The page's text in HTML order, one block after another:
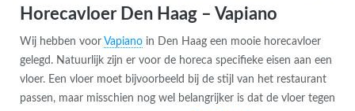
Horecavloer Den Haag – Vapiano
Wij hebben voor Vapianoin Den Haag een mooie horecavloer
gelegd. Natuurlijk zijn er voor de horeca specifieke eisen aan een
vloer. Een vloer moet bijvoorbeeld bij de stijl van het restaurant
passen, maar misschien nog wel belangrijker is dat de vloer tegen